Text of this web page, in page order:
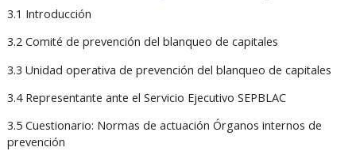
3.1 Introducción
3.2 Comité de prevención del blanqueo de capitales
3.3 Unidad operativa de prevención del blanqueo de capitales
3.4 Representante ante el Servicio Ejecutivo SEPBLAC
3.5 Cuestionario: Normas de actuación Órganos internos de
prevención